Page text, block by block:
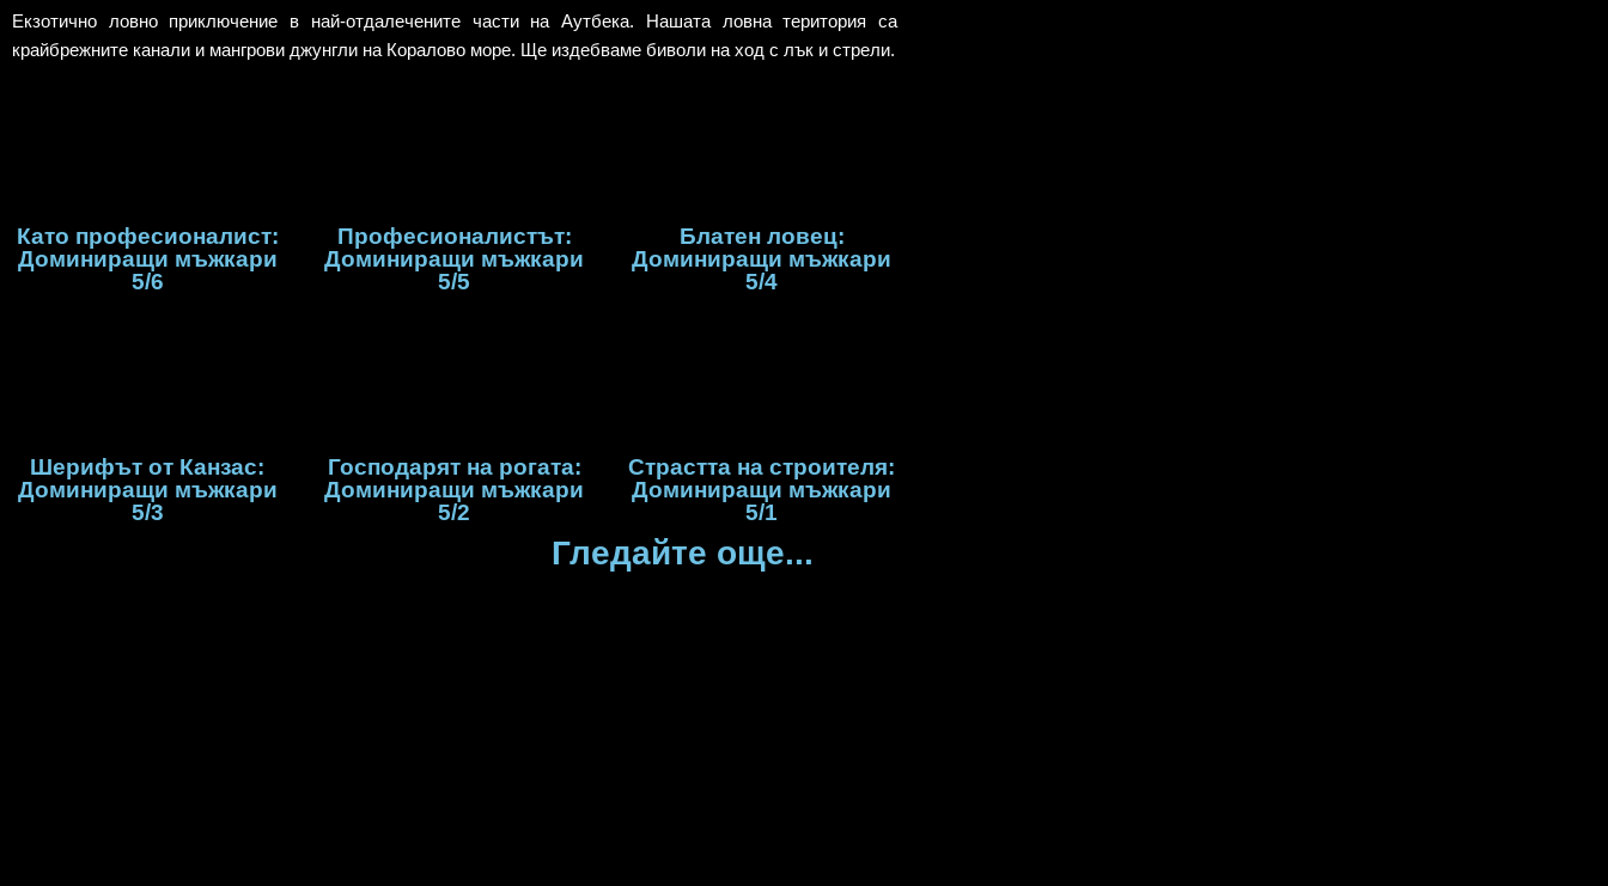
Екзотично ловно приключение в най-отдалечените части на Аутбека. Нашата ловна територия са
крайбрежните канали и мангрови джунгли на Коралово море. Ще издебваме биволи на ход с лък и стрели.
Като професионалист:
Доминиращи мъжкари
5/6
Професионалистът:
Доминиращи мъжкари
5/5
Блатен ловец:
Доминиращи мъжкари
5/4
Шерифът от Канзас:
Доминиращи мъжкари
5/3
Господарят на рогата:
Доминиращи мъжкари
5/2
Страстта на строителя:
Доминиращи мъжкари
5/1
Гледайте още...